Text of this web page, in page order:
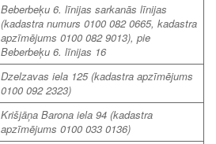
Beberbeķu 6. līnijas sarkanās līnijas
(kadastra numurs 0100 082 0665, kadastra
apzīmējums 0100 082 9013), pie
Beberbeķu 6. līnijas 16
Dzelzavas iela 125 (kadastra apzīmējums
0100 092 2323)
Krišjāņa Barona iela 94 (kadastra
apzīmējums 0100 033 0136)